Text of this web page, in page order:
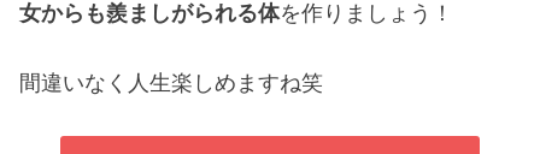
女からも羨ましがられる体を作りましょう！
間違いなく人生楽しめますね笑